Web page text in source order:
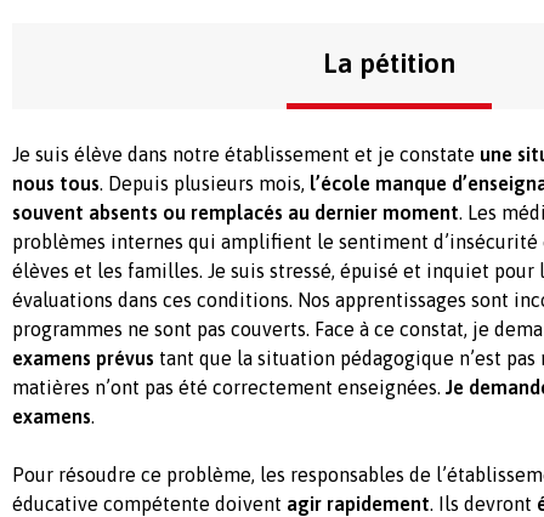
La pétition
Je suis élève dans notre établissement et je constate une
nous tous. Depuis plusieurs mois, l’école manque
souvent absents ou remplacés au dernier moment. Les
problèmes internes qui amplifient le sentiment d’insécurité
élèves et les familles. Je suis stressé, épuisé et inquiet pour
évaluations dans ces conditions. Nos apprentissages sont
programmes ne sont pas couverts. Face à ce constat, je
examens prévus tant que la situation pédagogique n’est
matières n’ont pas été correctement enseignées. Je
examens.
Pour résoudre ce problème, les responsables de
éducative compétente doivent agir rapidement. Ils devront